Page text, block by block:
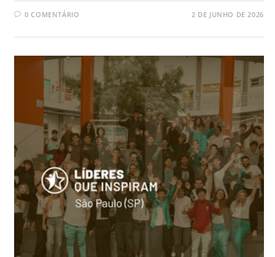
0 COMENTÁRIO 2 DE JUNHO DE 2026